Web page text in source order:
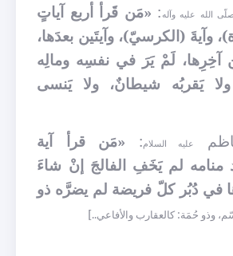
الله عليه وآله : «مَن قَرأ أربع آياتٍ
وآيةَ (الكرسيّ)، وآيتَين بعدَها،
آخِرِها، لَمْ يَرَ في نفسِه ومالِه
يَقربُه شيطانٌ، ولا يَنسى
عليه السلام: «مَن قرأ آية
لم يَخَفِ الفالجَ إنْ شاءَ
في دُبُر كلّ فريضة لم يضرَّه ذو
وذو حُمَة: كالعقارب والأفاعي..]